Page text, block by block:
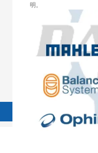
明。